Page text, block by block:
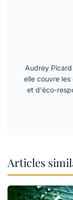
Audrey
elle couvre
et d'éco-
Articles